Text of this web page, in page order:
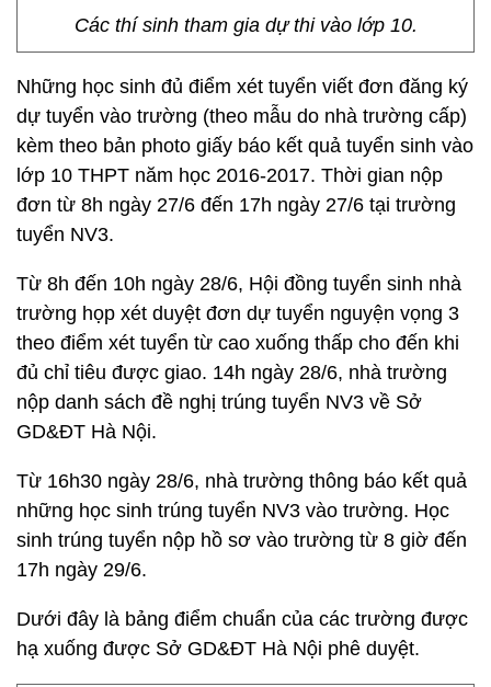
Các thí sinh tham gia dự thi vào lớp 10.
Những học sinh đủ điểm xét tuyển viết đơn đăng ký
dự tuyển vào trường (theo mẫu do nhà trường cấp)
kèm theo bản photo giấy báo kết quả tuyển sinh vào
lớp 10 THPT năm học 2016-2017. Thời gian nộp
đơn từ 8h ngày 27/6 đến 17h ngày 27/6 tại trường
tuyển NV3.
Từ 8h đến 10h ngày 28/6, Hội đồng tuyển sinh nhà
trường họp xét duyệt đơn dự tuyển nguyện vọng 3
theo điểm xét tuyển từ cao xuống thấp cho đến khi
đủ chỉ tiêu được giao. 14h ngày 28/6, nhà trường
nộp danh sách đề nghị trúng tuyển NV3 về Sở
GD&ĐT Hà Nội.
Từ 16h30 ngày 28/6, nhà trường thông báo kết quả
những học sinh trúng tuyển NV3 vào trường. Học
sinh trúng tuyển nộp hồ sơ vào trường từ 8 giờ đến
17h ngày 29/6.
Dưới đây là bảng điểm chuẩn của các trường được
hạ xuống được Sở GD&ĐT Hà Nội phê duyệt.